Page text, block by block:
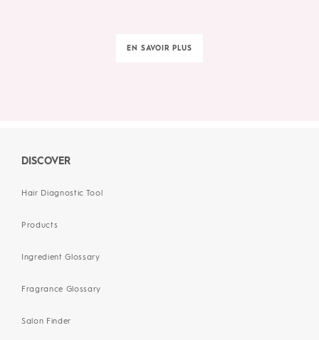
EN SAVOIR PLUS
DISCOVER
Hair Diagnostic Tool
Products
Ingredient Glossary
Fragrance Glossary
Salon Finder